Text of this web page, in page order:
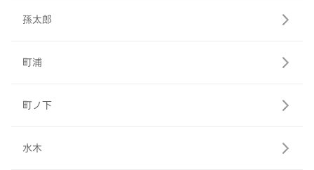
孫太郎
町浦
町ノ下
水木